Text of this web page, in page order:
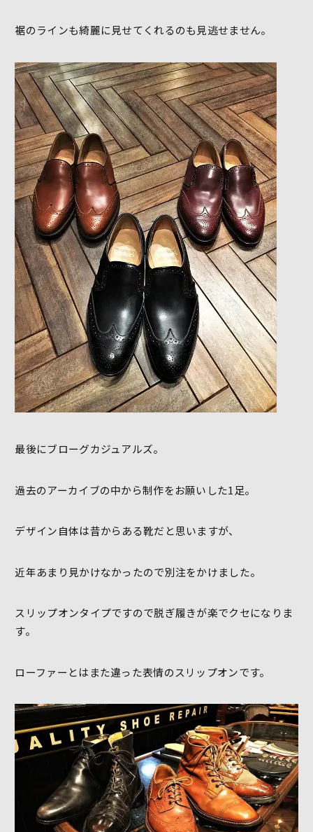
裾のラインも綺麗に見せてくれるのも見逃せません。
最後にブローグカジュアルズ。
過去のアーカイブの中から制作をお願いした1足。
デザイン自体は昔からある靴だと思いますが、
近年あまり見かけなかったので別注をかけました。
スリップオンタイプですので脱ぎ履きが楽でクセになりま
す。
ローファーとはまた違った表情のスリップオンです。